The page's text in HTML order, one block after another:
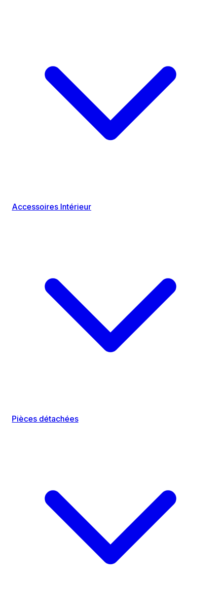
Accessoires Intérieur
Pièces détachées